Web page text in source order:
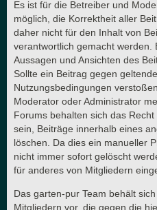
Es ist für die Betreiber und
möglich, die Korrektheit aller
daher nicht für den Inhalt von
verantwortlich gemacht werden.
Aussagen und Ansichten des
Sollte ein Beitrag gegen
Nutzungsbedingungen
Moderator oder Administrator
Forums behalten sich das
sein, Beiträge innerhalb eines
löschen. Da dies ein manueller
nicht immer sofort gelöscht
für anderes von Mitgliedern
Das garten-pur Team behält
Mitgliedern vor, die gegen die